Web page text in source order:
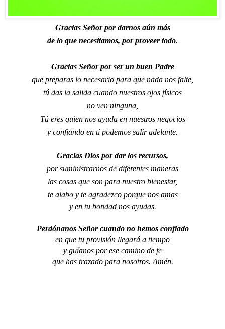
Gracias Señor por darnos aún más
de lo que necesitamos, por proveer todo.
Gracias Señor por ser un buen Padre
que preparas lo necesario para que nada nos falte,
tú das la salida cuando nuestros ojos físicos
no ven ninguna,
Tú eres quien nos ayuda en nuestros negocios
y confiando en ti podemos salir adelante.
Gracias Dios por dar los recursos,
por suministrarnos de diferentes maneras
las cosas que son para nuestro bienestar,
te alabo y te agradezco porque nos amas
y en tu bondad nos ayudas.
Perdónanos Señor cuando no hemos confiado
en que tu provisión llegará a tiempo
y guíanos por ese camino de fe
que has trazado para nosotros. Amén.